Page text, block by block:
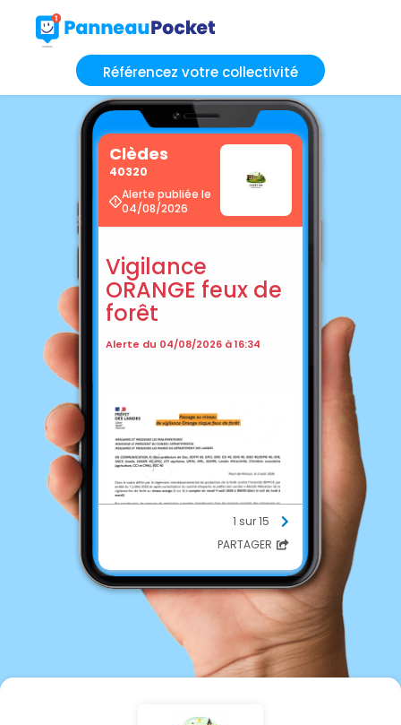
Référencez votre collectivité
Clèdes
40320
Alerte publiée le
04/08/2026
Vigilance
ORANGE feux de
forêt
Alerte du 04/08/2026 à 16:34
1 sur 15
PARTAGER